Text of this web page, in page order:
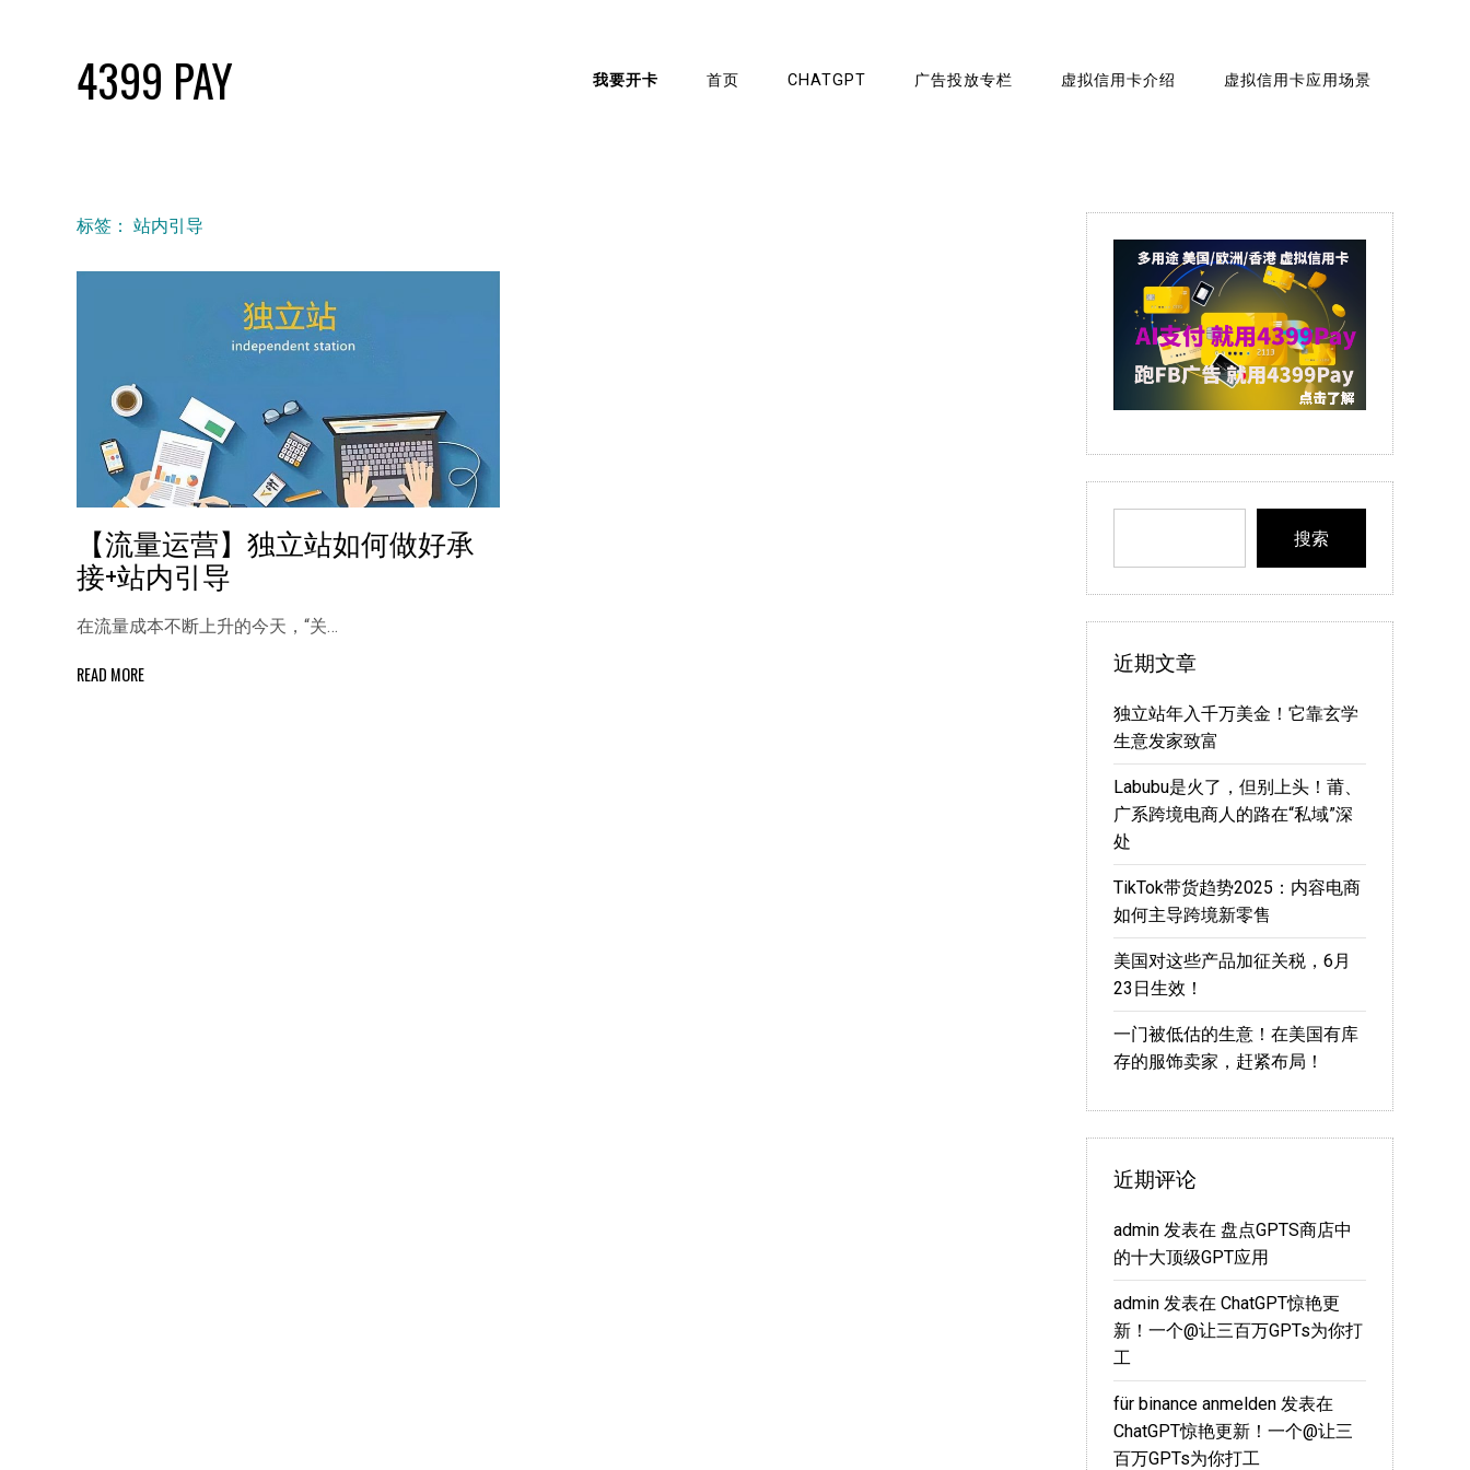
4399 PAY 我要开卡 首页 CHATGPT 广告投放专栏 虚拟信用卡介绍 虚拟信用卡应用场景
标签： 站内引导
【流量运营】独立站如何做好承
接+站内引导
在流量成本不断上升的今天，“关…
READ MORE
搜索
近期文章
独立站年入千万美金！它靠玄学
生意发家致富
Labubu是火了，但别上头！莆、
广系跨境电商人的路在“私域”深
处
TikTok带货趋势2025：内容电商
如何主导跨境新零售
美国对这些产品加征关税，6月
23日生效！
一门被低估的生意！在美国有库
存的服饰卖家，赶紧布局！
近期评论
admin 发表在 盘点GPTS商店中
的十大顶级GPT应用
admin 发表在 ChatGPT惊艳更
新！一个@让三百万GPTs为你打
工
für binance anmelden 发表在
ChatGPT惊艳更新！一个@让三
百万GPTs为你打工